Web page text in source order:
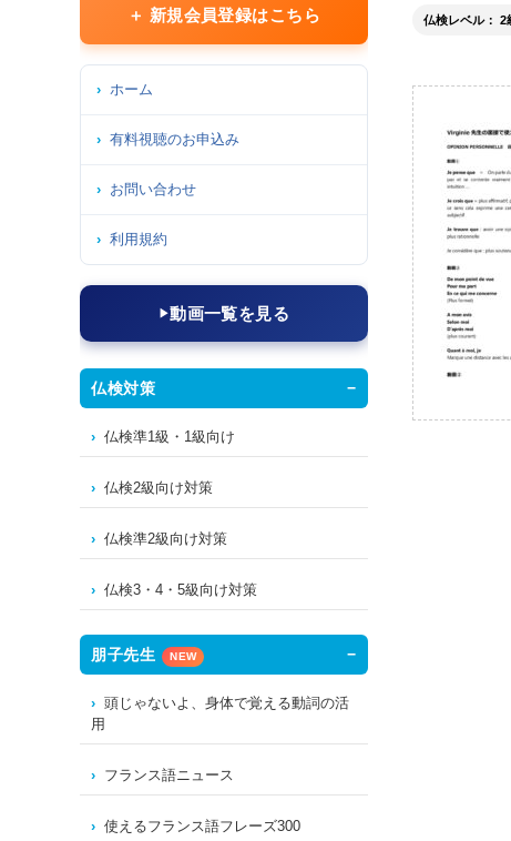
仏検レベル： 2
＋ 新規会員登録はこちら
ホーム
有料視聴のお申込み
お問い合わせ
利用規約
動画一覧を見る
仏検対策
仏検準1級・1級向け
仏検2級向け対策
仏検準2級向け対策
仏検3・4・5級向け対策
朋子先生 NEW
頭じゃないよ、身体で覚える動詞の活
用
フランス語ニュース
使えるフランス語フレーズ300